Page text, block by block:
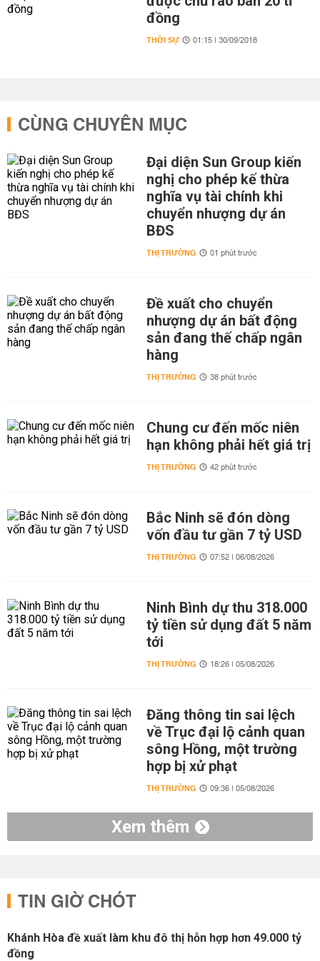
đồng
THỜI SỰ 01:15 | 30/09/2018
CÙNG CHUYÊN MỤC
Đại diện Sun Group kiến
nghị cho phép kế thừa
nghĩa vụ tài chính khi
chuyển nhượng dự án
BĐS
THỊ TRƯỜNG 01 phút trước
Đề xuất cho chuyển
nhượng dự án bất động
sản đang thế chấp ngân
hàng
THỊ TRƯỜNG 38 phút trước
Chung cư đến mốc niên
hạn không phải hết giá trị
THỊ TRƯỜNG 42 phút trước
Bắc Ninh sẽ đón dòng
vốn đầu tư gần 7 tỷ USD
THỊ TRƯỜNG 07:52 | 06/08/2026
Ninh Bình dự thu 318.000
tỷ tiền sử dụng đất 5 năm
tới
THỊ TRƯỜNG 18:26 | 05/08/2026
Đăng thông tin sai lệch
về Trục đại lộ cảnh quan
sông Hồng, một trường
hợp bị xử phạt
THỊ TRƯỜNG 09:36 | 05/08/2026
Xem thêm
TIN GIỜ CHÓT
Khánh Hòa đề xuất làm khu đô thị hỗn hợp hơn 49.000 tỷ
đồng